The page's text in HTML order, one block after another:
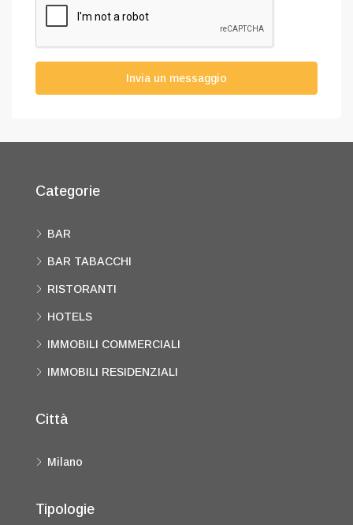
Invia un messaggio
Categorie
BAR
BAR TABACCHI
RISTORANTI
HOTELS
IMMOBILI COMMERCIALI
IMMOBILI RESIDENZIALI
Città
Milano
Tipologie